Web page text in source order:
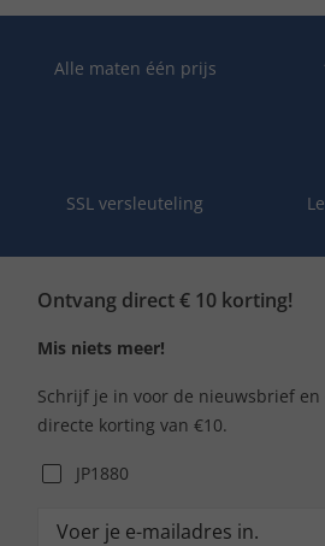
Alle maten één prijs
SSL versleuteling
Ontvang direct € 10 korting!
Mis niets meer!
Schrijf je in voor de nieuwsbrief en
directe korting van €10.
JP1880